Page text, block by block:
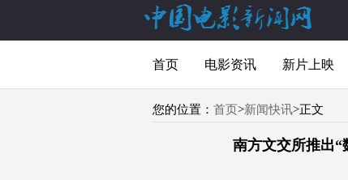
首页 电影资讯 新片上映
您的位置： 首页>新闻快讯>正文
南方文交所推出“